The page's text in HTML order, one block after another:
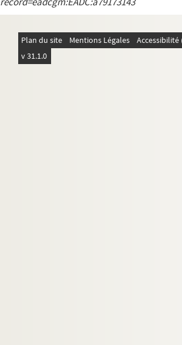
Plan du site Mentions Légales
v 31.1.0